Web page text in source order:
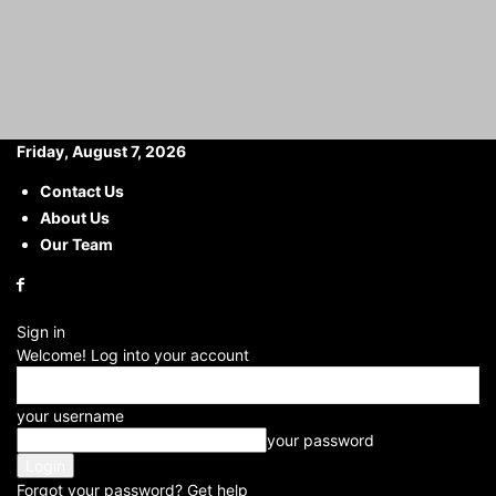
Friday, August 7, 2026
Contact Us
About Us
Our Team
Sign in
Welcome! Log into your account
your username
your password
Forgot your password? Get help
Home Others
भर्ती के लिए आवेदन आज...
Anganwadi worker
recruitment: बिहार पटना
आंगनवाड़ी सेविका भर्ती के लिए आवेदन
आज से, 12वीं उत्तीर्ण महिला अभ्यर्थी कर
सकती हैं अप्लाई
Babli